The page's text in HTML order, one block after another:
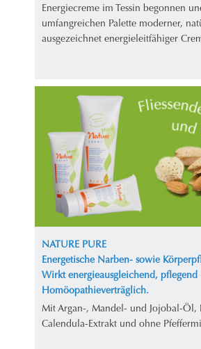
Energiecreme im Tessin begonnen
umfangreichen Palette moderner,
ausgezeichnet energieleitfähiger
NATURE PURE
Energetische Narben- sowie
Wirkt energieausgleichend,
Homöopathieverträglich.
Mit Argan-, Mandel- und Jojobal-Öl,
Calendula-Extrakt und ohne